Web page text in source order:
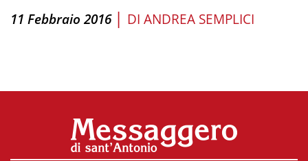
11 Febbraio 2016 | DI ANDREA SEMPLICI